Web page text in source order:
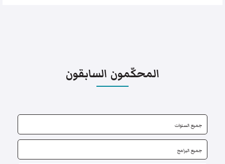
المحكّمون السابقون